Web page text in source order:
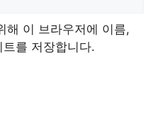
해 이 브라우저에 이름,
를 저장합니다.